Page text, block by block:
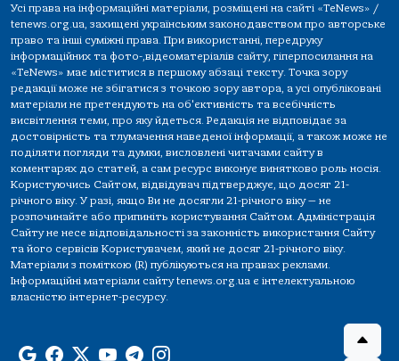
Усі права на інформаційні матеріали, розміщені на сайті «TeNews» /
tenews.org.ua, захищені українським законодавством про авторське
право та інші суміжні права. При використанні, передруку
інформаційних та фото-,відеоматеріалів сайту, гіперпосилання на
«TeNews» має міститися в першому абзаці тексту. Точка зору
редакції може не збігатися з точкою зору автора, а усі опубліковані
матеріали не претендують на об'єктивність та всебічність
висвітлення теми, про яку йдеться. Редакція не відповідає за
достовірність та тлумачення наведеної інформації, а також може не
поділяти погляди та думки, висловлені читачами сайту в
коментарях до статей, а сам ресурс виконує винятково роль носія.
Користуючись Сайтом, відвідувач підтверджує, що досяг 21-
річного віку. У разі, якщо Ви не досягли 21-річного віку — не
розпочинайте або припиніть користування Сайтом. Адміністрація
Сайту не несе відповідальності за законність використання Сайту
та його сервісів Користувачем, який не досяг 21-річного віку.
Матеріали з поміткою (R) публікуються на правах реклами.
Інформаційні матеріали сайту tenews.org.ua є інтелектуальною
власністю інтернет-ресурсу.